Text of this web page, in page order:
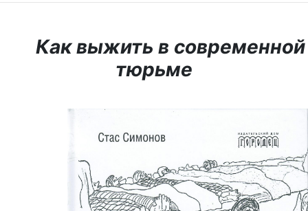
Как выжить в современной
тюрьме